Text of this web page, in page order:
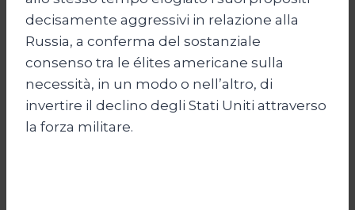
decisamente aggressivi in relazione alla
Russia, a conferma del sostanziale
consenso tra le élites americane sulla
necessità, in un modo o nell’altro, di
invertire il declino degli Stati Uniti attraverso
la forza militare.